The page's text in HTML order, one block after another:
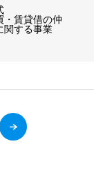
・賃貸借の仲
関する事業